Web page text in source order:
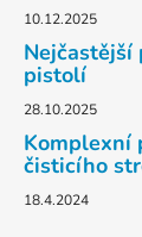
10.12.2025
Nejčastější
pistolí
28.10.2025
Komplexní
čisticího
18.4.2024